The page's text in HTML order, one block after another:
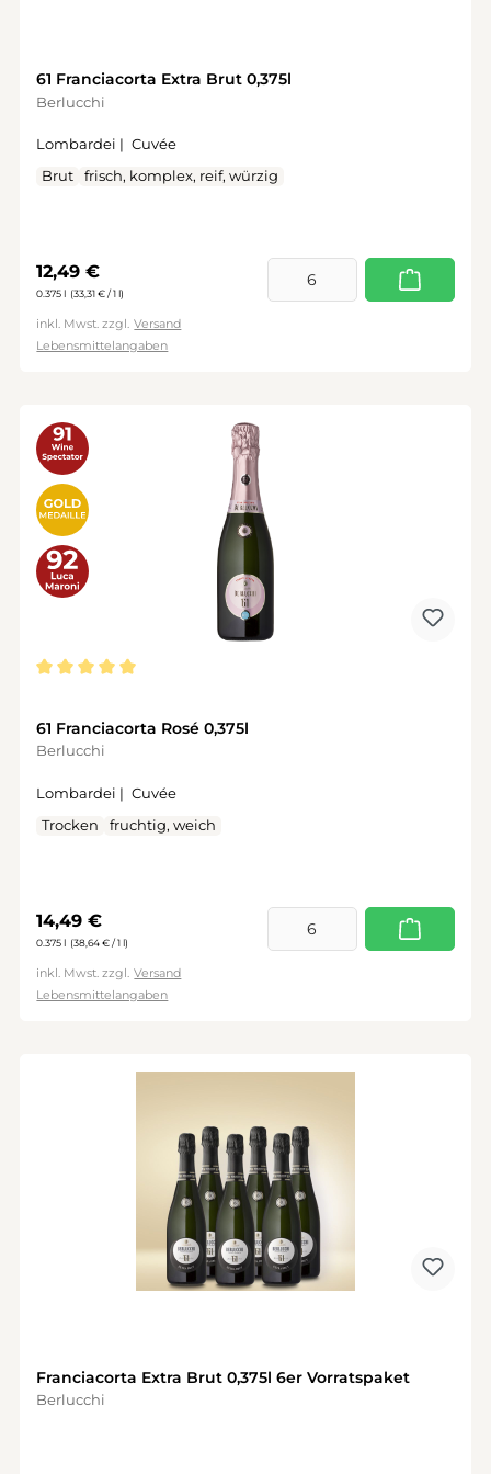
61 Franciacorta Extra Brut 0,375l
Berlucchi
Lombardei | Cuvée
Brut
frisch, komplex, reif, würzig
Regulärer Preis:
12,49 €
0.375 l (33,31 € / 1 l)
inkl. Mwst. zzgl. Versand
Lebensmittelangaben
61 Franciacorta Rosé 0,375l
Berlucchi
Lombardei | Cuvée
Trocken
fruchtig, weich
Regulärer Preis:
14,49 €
0.375 l (38,64 € / 1 l)
inkl. Mwst. zzgl. Versand
Lebensmittelangaben
Franciacorta Extra Brut 0,375l 6er Vorratspaket
Berlucchi